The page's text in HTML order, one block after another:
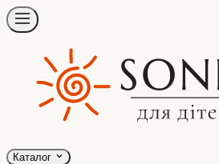
Каталог